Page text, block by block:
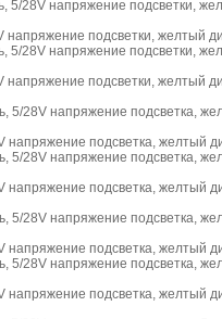
28V напряжение подсветки,
подсветки, желтый
28V напряжение подсветки,
подсветки, желтый
28V напряжение подсветка,
подсветка, желтый
28V напряжение подсветка,
подсветка, желтый
28V напряжение подсветка,
подсветка, желтый
28V напряжение подсветка,
подсветка, желтый